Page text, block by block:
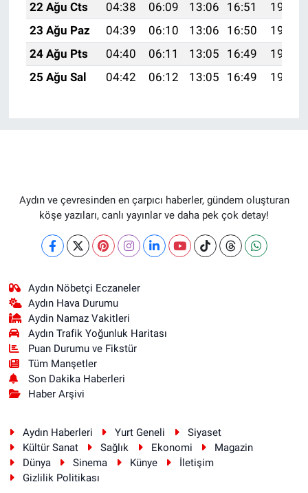
22 Ağu Cts
04:38 06:09 13:06 16:51
19:53
23 Ağu Paz
04:39 06:10 13:06 16:50
19:51
24 Ağu Pts
04:40 06:11 13:05 16:49
19:50
25 Ağu Sal
04:42 06:12 13:05 16:49 19:48
Aydın ve çevresinden en çarpıcı haberler, gündem oluşturan
köşe yazıları, canlı yayınlar ve daha pek çok detay!
Aydın Nöbetçi Eczaneler
Aydın Hava Durumu
Aydin Namaz Vakitleri
Aydın Trafik Yoğunluk Haritası
Puan Durumu ve Fikstür
Tüm Manşetler
Son Dakika Haberleri
Haber Arşivi
Aydın Haberleri Yurt Geneli
Siyaset
Kültür Sanat
Sağlık Ekonomi
Magazin
Dünya
Sinema Künye
İletişim
Gizlilik Politikası